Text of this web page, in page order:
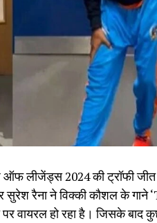
ऑफ लीजेंड्स 2024 की ट्रॉफी
रैना ने विक्की कौशल के गाने
पर वायरल हो रहा है। जिसके बाद